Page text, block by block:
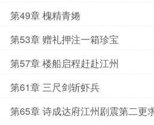
第49章 槐精青婘
第53章 赠礼押注一箱珍宝
第57章 楼船启程赶赴江州
第61章 三尺剑斩虾兵
第65章 诗成达府江州剧震第二更